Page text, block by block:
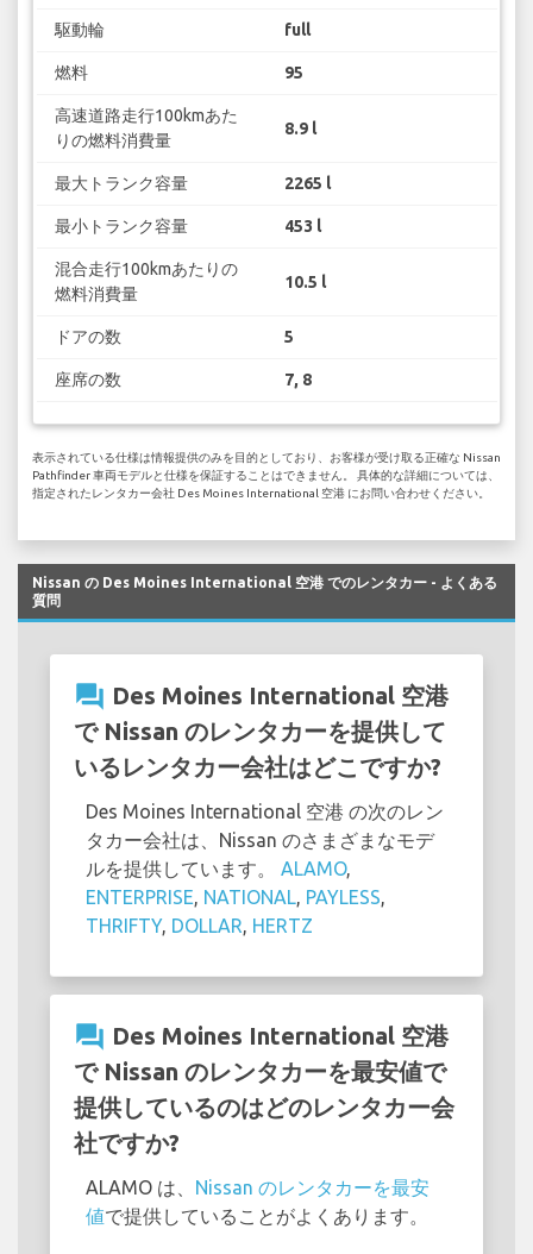
駆動輪 full
燃料 95
高速道路走行100kmあた
りの燃料消費量
8.9 l
最大トランク容量 2265 l
最小トランク容量 453 l
混合走行100kmあたりの
燃料消費量
10.5 l
ドアの数 5
座席の数 7, 8
表示されている仕様は情報提供のみを目的としており、お客様が受け取る正確な Nissan
Pathfinder 車両モデルと仕様を保証することはできません。 具体的な詳細については、
指定されたレンタカー会社 Des Moines International 空港 にお問い合わせください。
Nissan の Des Moines International 空港 でのレンタカー - よくある
質問
question_answer Des Moines International 空港
で Nissan のレンタカーを提供して
いるレンタカー会社はどこですか?
Des Moines International 空港 の次のレン
タカー会社は、Nissan のさまざまなモデ
ルを提供しています。 ALAMO,
ENTERPRISE NATIONAL PAYLESS
THRIFTY, DOLLAR HERTZ
question_answer Des Moines International 空港
で Nissan のレンタカーを最安値で
提供しているのはどのレンタカー会
社ですか?
ALAMO は、 Nissan のレンタカーを最安
値で提供していることがよくあります。